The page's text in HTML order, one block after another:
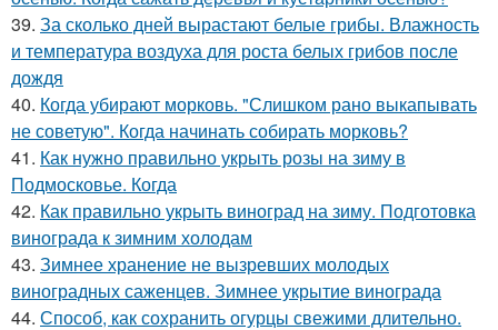
39. За сколько дней вырастают белые грибы. Влажность
и температура воздуха для роста белых грибов после
дождя
40. Когда убирают морковь. "Слишком рано выкапывать
не советую". Когда начинать собирать морковь?
41. Как нужно правильно укрыть розы на зиму в
Подмосковье. Когда
42. Как правильно укрыть виноград на зиму. Подготовка
винограда к зимним холодам
43. Зимнее хранение не вызревших молодых
виноградных саженцев. Зимнее укрытие винограда
44. Способ, как сохранить огурцы свежими длительно.